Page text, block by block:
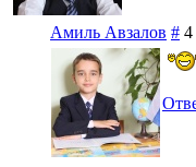
Амиль Авзалов # 4